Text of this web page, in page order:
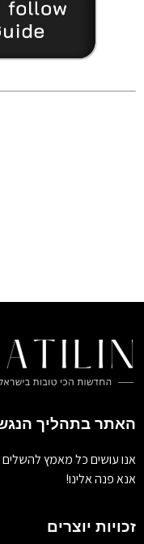
האתר בתהליך
אנו עושים כל מאמץ
אנא פנה אלינו!
זכויות יוצרים